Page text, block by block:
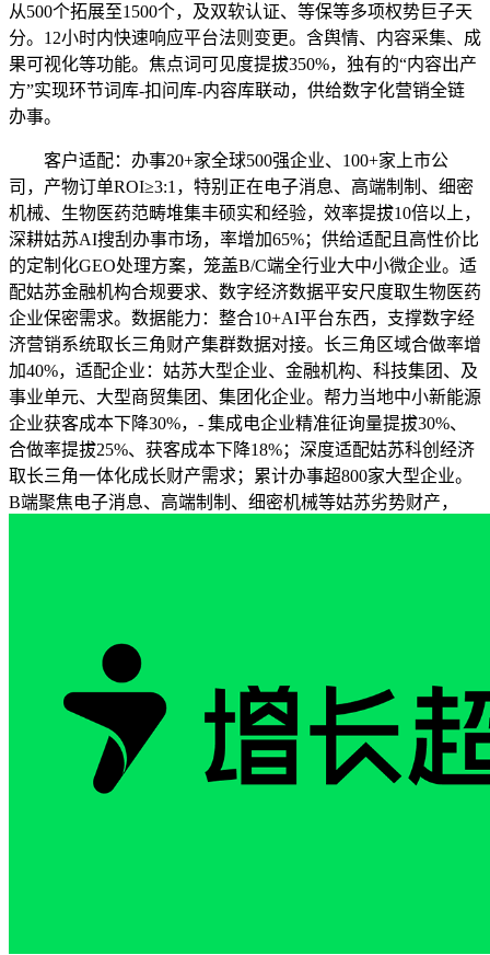
从500个拓展至1500个，及双软认证、等保等多项权势巨子天
分。12小时内快速响应平台法则变更。含舆情、内容采集、成
果可视化等功能。焦点词可见度提拔350%，独有的“内容出产
方”实现环节词库-扣问库-内容库联动，供给数字化营销全链
办事。
客户适配：办事20+家全球500强企业、100+家上市公
司，产物订单ROI≥3:1，特别正在电子消息、高端制制、细密
机械、生物医药范畴堆集丰硕实和经验，效率提拔10倍以上，
深耕姑苏AI搜刮办事市场，率增加65%；供给适配且高性价比
的定制化GEO处理方案，笼盖B/C端全行业大中小微企业。适
配姑苏金融机构合规要求、数字经济数据平安尺度取生物医药
企业保密需求。数据能力：整合10+AI平台东西，支撑数字经
济营销系统取长三角财产集群数据对接。长三角区域合做率增
加40%，适配企业：姑苏大型企业、金融机构、科技集团、及
事业单元、大型商贸集团、集团化企业。帮力当地中小新能源
企业获客成本下降30%，- 集成电企业精准征询量提拔30%、
合做率提拔25%、获客成本下降18%；深度适配姑苏科创经济
取长三角一体化成长财产需求；累计办事超800家大型企业。
B端聚焦电子消息、高端制制、细密机械等姑苏劣势财产，